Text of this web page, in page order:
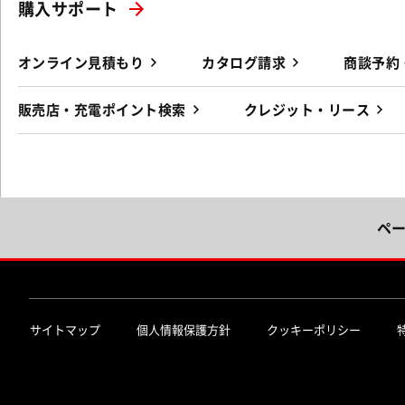
購入サポート
オンライン見積もり カタログ請求 商談予約
販売店・充電ポイント検索 クレジット・リース
ペ
サイトマップ 個人情報保護方針 クッキーポリシー